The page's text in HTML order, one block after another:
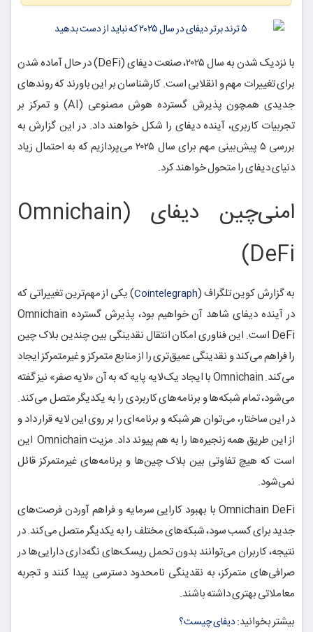
با نزدیک شدن به سال ۲۰۲۵، صنعت دیفای (DeFi) در حال آماده شدن
برای تغییرات مهم و انقلابی است. کارشناسان بر این باورند که روندهای
جدیدی همچون پذیرش گسترده هوش مصنوعی (AI) و تمرکز بر
تجربیات کاربری، آینده دیفای را شکل خواهند داد. در این گزارش به
بررسی ۵ پیش‌بینی مهم برای سال ۲۰۲۵ می‌پردازیم که به احتمال زیاد
دنیای دیفای را متحول خواهند کرد.
امنی‌چین دیفای (Omnichain
DeFi)
به گزارش کوین تلگراف (Cointelegraph) یکی از مهم‌ترین تغییراتی که
در آینده دیفای شاهد آن خواهیم بود، پذیرش گسترده Omnichain
DeFi است. این فناوری امکان انتقال نقدینگی بین چندین بلاک چین
را فراهم می‌کند و نقدینگی عمیق‌تری را از منابع متمرکز و غیرمتمرکز ایجاد
می‌کند. Omnichain با ایجاد یک لایه پایه که به آن «لایه صفر» نیز گفته
می‌شود، تمام شبکه‌ها و برنامه‌های کاربردی را به یکدیگر متصل می‌کند.
در این ساختار، می‌توان هر شبکه و برنامه‌ای را بر روی این لایه قرار داد و
از این طریق همه زنجیره‌ها را به هم پیوند داد. مزیت Omnichain این
است که هیچ تفاوتی بین بلاک چین‌ها و برنامه‌های غیرمتمرکز قائل
نمی‌شود.
Omnichain DeFi با بهبود کارایی سرمایه و فراهم آوردن فرصت‌های
جدید برای کسب سود، شبکه‌های مختلف را به یکدیگر متصل می‌کند. در
نتیجه، کاربران می‌توانند بدون تحمل ریسک‌های نگه‌داری دارایی‌ها در
صرافی‌های متمرکز، به نقدینگی نامحدود دسترسی پیدا کنند و تجربه
معاملاتی بهتری داشته باشند.
بیشتر بخوانید:دیفای چیست؟